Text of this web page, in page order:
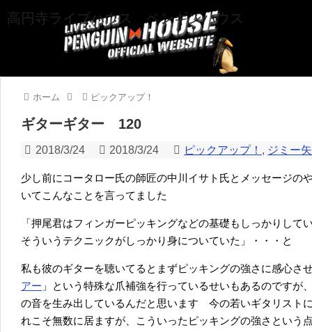
高円寺ライブハウス ペンギンハウス
ホーム ピックアップ！
ギターギター 120
2018/3/24 2018/3/24 ピックアップ！ , ジミー
少し前にコータロー氏の師匠の中川イサト氏とメッセージの
いてこんなことを言ってました
「押尾君はフィンガーピッキングなどの基礎もしっかりして
そういうテクニックがしっかり身についていた」・・・と
私も彼のギターを聴いてるとまずピッキングの強さに感心
アー 」という特殊な爪補強を行っているせいもあるのですが
の音を生み出しているんだと思います 今の若いギタリスト
れこそ無数に居ますが、こういったピッキングの強さという